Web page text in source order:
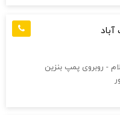
- روبروی پمپ بنزین